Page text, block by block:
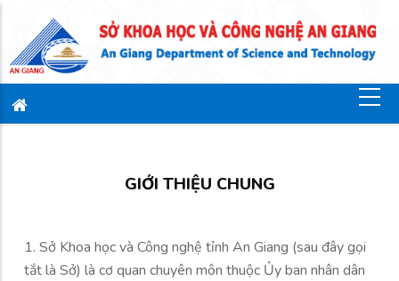
GIỚI THIỆU CHUNG
1. Sở Khoa học và Công nghệ tỉnh An Giang (sau đây gọi
tắt là Sở) là cơ quan chuyên môn thuộc Ủy ban nhân dân